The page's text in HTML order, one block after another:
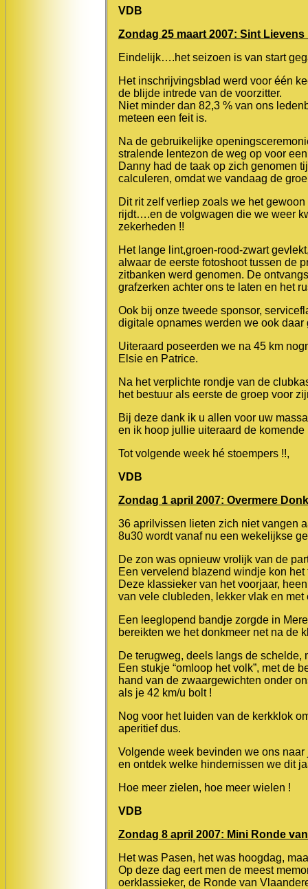
VDB
Zondag 25 maart 2007: Sint Lievens
Eindelijk….het seizoen is van start
Het inschrijvingsblad werd voor één
de blijde intrede van de voorzitter.
Niet minder dan 82,3 % van ons
meteen een feit is.
Na de gebruikelijke
stralende lentezon de weg op voor
Danny had de taak op zich genomen
calculeren, omdat we vandaag de
Dit rit zelf verliep zoals we het
rijdt….en de volgwagen die we weer
zekerheden !!
Het lange lint,groen-rood-zwart
alwaar de eerste fotoshoot tussen de
zitbanken werd genomen. De
grafzerken achter ons te laten en het
Ook bij onze tweede sponsor,
digitale opnames werden we ook
Uiteraard poseerden we na 45 km
Elsie en Patrice.
Na het verplichte rondje van de
het bestuur als eerste de groep voor
Bij deze dank ik u allen voor uw
en ik hoop jullie uiteraard de komende
Tot volgende week hé stoempers !!,
VDB
Zondag 1 april 2007: Overmere
36 aprilvissen lieten zich niet vangen
8u30 wordt vanaf nu een wekelijkse
De zon was opnieuw vrolijk van de
Een vervelend blazend windje kon
Deze klassieker van het voorjaar,
van vele clubleden, lekker vlak en
Een leeglopend bandje zorgde in
bereikten we het donkmeer net na de
De terugweg, deels langs de schelde,
Een stukje “omloop het volk”, met de
hand van de zwaargewichten onder
als je 42 km/u bolt !
Nog voor het luiden van de kerkklok
aperitief dus.
Volgende week bevinden we ons
en ontdek welke hindernissen we dit
Hoe meer zielen, hoe meer wielen !
VDB
Zondag 8 april 2007: Mini Ronde
Het was Pasen, het was hoogdag,
Op deze dag eert men de meest
oerklassieker, de Ronde van